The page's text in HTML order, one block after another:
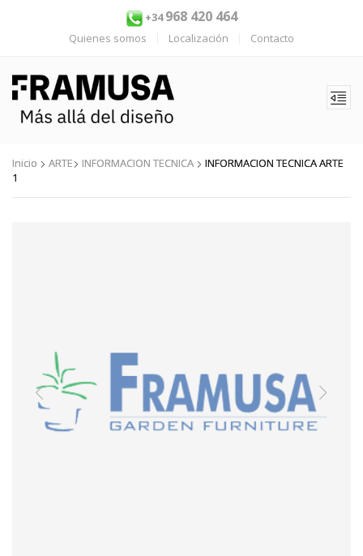
+34968 420 464
Quienes somos Localización Contacto
Inicio ARTE INFORMACION TECNICA
INFORMACION TECNICA ARTE
1